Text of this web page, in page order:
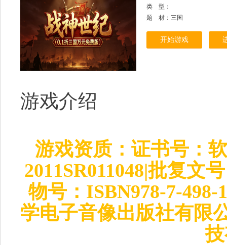
类 型：
题 材：三国
开始游戏
游戏介绍
游戏资质：证书号：
2011SR011048|批复文
物号：ISBN978-7-
学电子音像出版社有限